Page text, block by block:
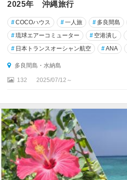
）
本
島
中
（
納
・
沖
縄
市
）
本
2025年 沖縄旅行
#COCOハウス #一人旅 # 多良間島
#琉球エアーコミューター # 空港潰し
# 日本トランスオーシャン航空 #ANA
多良間島・水納島
132 2025/07/12～